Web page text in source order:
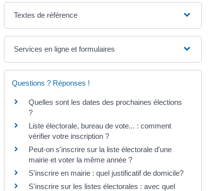
Textes de référence
Services en ligne et formulaires
Questions ? Réponses !
Quelles sont les dates des prochaines élections
?
Liste électorale, bureau de vote... : comment
vérifier votre inscription ?
Peut-on s'inscrire sur la liste électorale d'une
mairie et voter la même année ?
S'inscrire en mairie : quel justificatif de domicile?
S'inscrire sur les listes électorales : avec quel